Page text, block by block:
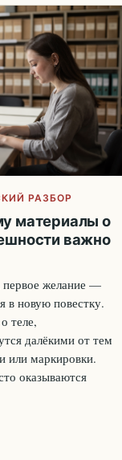
РАЗБОР
материалы о
важно
первое желание —
в новую повестку.
теле,
далёкими от тем
или маркировки.
оказываются